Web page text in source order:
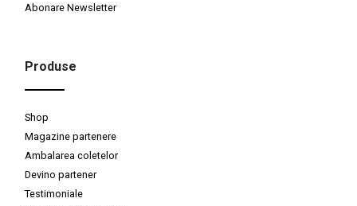
Abonare Newsletter
Produse
Shop
Magazine partenere
Ambalarea coletelor
Devino partener
Testimoniale